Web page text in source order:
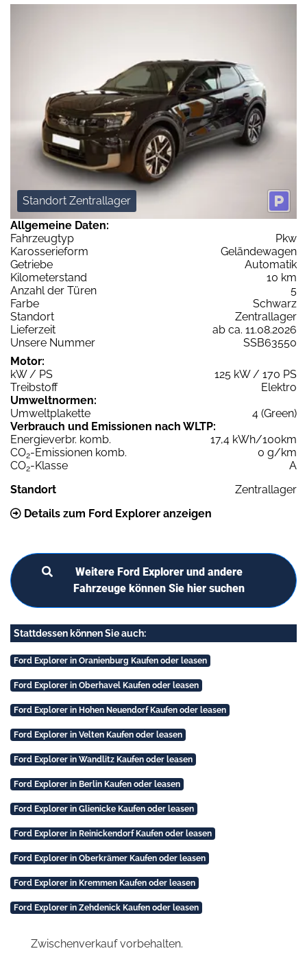
Standort Zentrallager
Allgemeine Daten:
Fahrzeugtyp
Pkw
Karosserieform
Geländewagen
Getriebe
Automatik
Kilometerstand
10 km
Anzahl der Türen
5
Farbe
Schwarz
Standort
Zentrallager
Lieferzeit
ab ca. 11.08.2026
Unsere Nummer
SSB63550
Motor:
kW / PS
125 kW / 170 PS
Treibstoff
Elektro
Umweltnormen:
Umweltplakette
4 (Green)
Verbrauch und Emissionen nach WLTP:
Energieverbr. komb.
17,4 kWh/100km
CO2-Emissionen komb.
0 g/km
CO2-Klasse
A
Standort
Zentrallager
Details zum Ford Explorer anzeigen
Weitere Ford Explorer und andere
Fahrzeuge können Sie hier suchen
Stattdessen können Sie auch:
Ford Explorer in Oranienburg Kaufen oder leasen
Ford Explorer in Oberhavel Kaufen oder leasen
Ford Explorer in Hohen Neuendorf Kaufen oder leasen
Ford Explorer in Velten Kaufen oder leasen
Ford Explorer in Wandlitz Kaufen oder leasen
Ford Explorer in Berlin Kaufen oder leasen
Ford Explorer in Glienicke Kaufen oder leasen
Ford Explorer in Reinickendorf Kaufen oder leasen
Ford Explorer in Oberkrämer Kaufen oder leasen
Ford Explorer in Kremmen Kaufen oder leasen
Ford Explorer in Zehdenick Kaufen oder leasen
Zwischenverkauf vorbehalten.